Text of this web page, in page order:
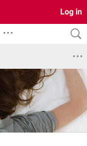
Log in